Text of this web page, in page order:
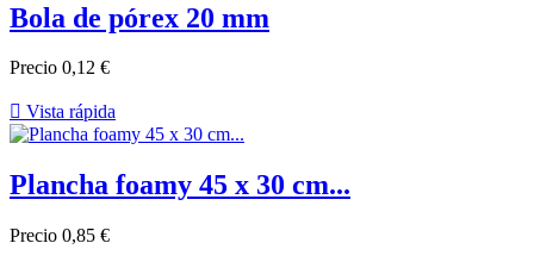
Bola de pórex 20 mm
Precio 0,12 €
 Vista rápida
Plancha foamy 45 x 30 cm...
Precio 0,85 €